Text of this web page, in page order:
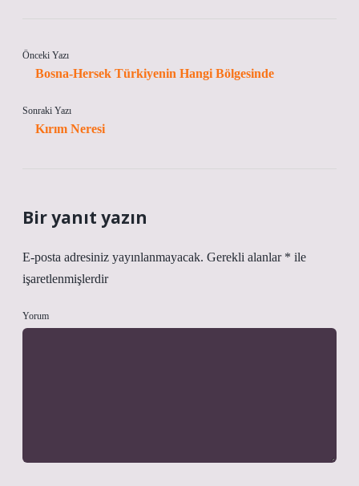
Önceki Yazı
Bosna-Hersek Türkiyenin Hangi Bölgesinde
Sonraki Yazı
Kırım Neresi
Bir yanıt yazın
E-posta adresiniz yayınlanmayacak. Gerekli alanlar * ile
işaretlenmişlerdir
Yorum